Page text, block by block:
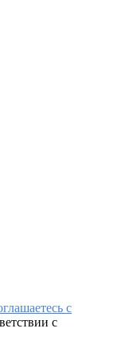
с
с